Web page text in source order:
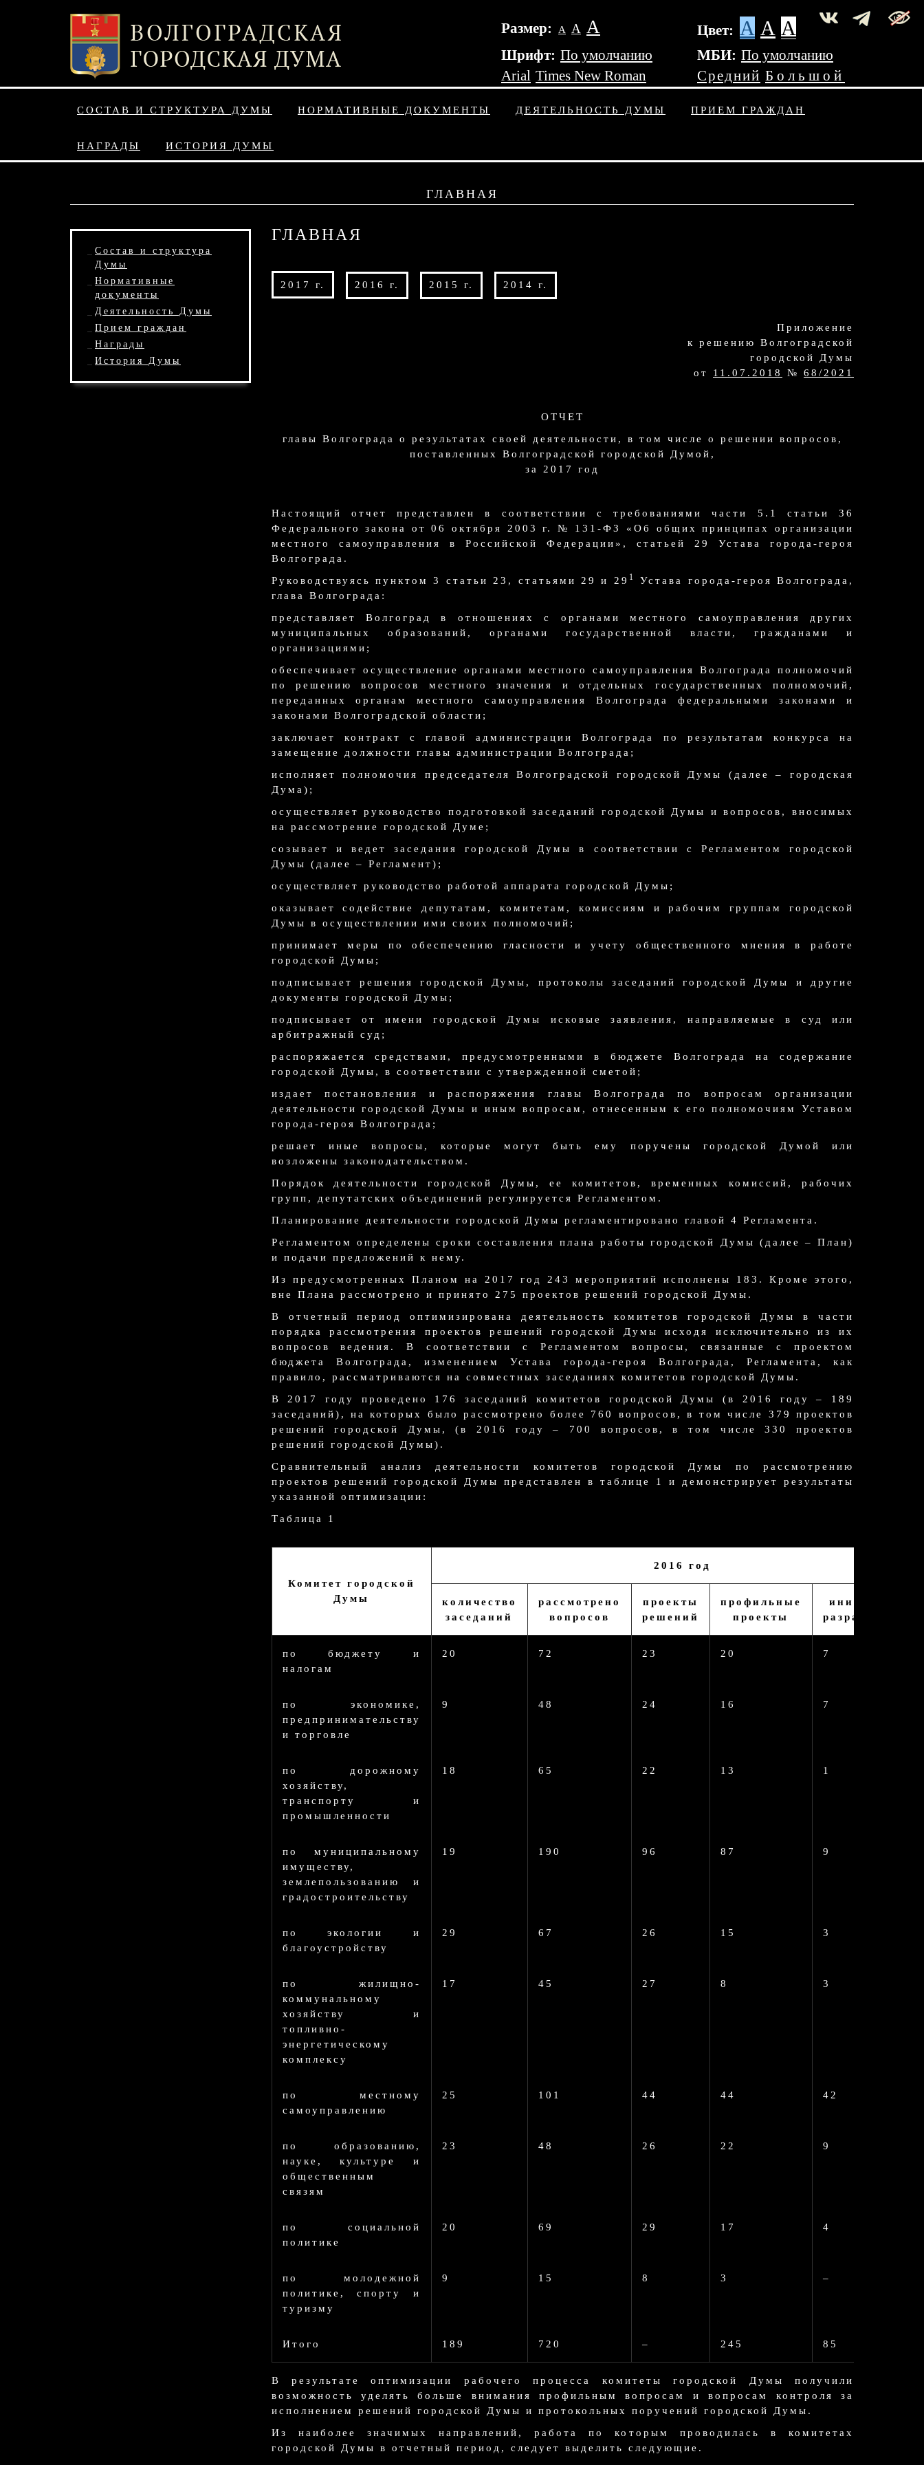
Размер: А А А Цвет: A A A
Шрифт: По умолчанию
Arial Times New Roman
МБИ: По умолчанию
Средний Большой
СОСТАВ И СТРУКТУРА ДУМЫ НОРМАТИВНЫЕ ДОКУМЕНТЫ ДЕЯТЕЛЬНОСТЬ ДУМЫ ПРИЕМ ГРАЖДАН
НАГРАДЫ ИСТОРИЯ ДУМЫ
ГЛАВНАЯ
Состав и структура
Думы
Нормативные
документы
Деятельность Думы
Прием граждан
Награды
История Думы
ГЛАВНАЯ
2017 г. 2016 г. 2015 г. 2014 г.
Приложение
к решению Волгоградской
городской Думы
от 11.07.2018 № 68/2021
ОТЧЕТ
главы Волгограда о результатах своей деятельности, в том числе о решении вопросов,
поставленных Волгоградской городской Думой,
за 2017 год
Настоящий отчет представлен в соответствии с требованиями части 5.1 статьи 36
Федерального закона от 06 октября 2003 г. № 131-ФЗ «Об общих принципах организации
местного самоуправления в Российской Федерации», статьей 29 Устава города-героя
Волгограда.
Руководствуясь пунктом 3 статьи 23, статьями 29 и 29 1
Устава города-героя Волгограда,
глава Волгограда:
представляет Волгоград в отношениях с органами местного самоуправления других
муниципальных образований, органами государственной власти, гражданами и
организациями;
обеспечивает осуществление органами местного самоуправления Волгограда полномочий
по решению вопросов местного значения и отдельных государственных полномочий,
переданных органам местного самоуправления Волгограда федеральными законами и
законами Волгоградской области;
заключает контракт с главой администрации Волгограда по результатам конкурса на
замещение должности главы администрации Волгограда;
исполняет полномочия председателя Волгоградской городской Думы (далее – городская
Дума);
осуществляет руководство подготовкой заседаний городской Думы и вопросов, вносимых
на рассмотрение городской Думе;
созывает и ведет заседания городской Думы в соответствии с Регламентом городской
Думы (далее – Регламент);
осуществляет руководство работой аппарата городской Думы;
оказывает содействие депутатам, комитетам, комиссиям и рабочим группам городской
Думы в осуществлении ими своих полномочий;
принимает меры по обеспечению гласности и учету общественного мнения в работе
городской Думы;
подписывает решения городской Думы, протоколы заседаний городской Думы и другие
документы городской Думы;
подписывает от имени городской Думы исковые заявления, направляемые в суд или
арбитражный суд;
распоряжается средствами, предусмотренными в бюджете Волгограда на содержание
городской Думы, в соответствии с утвержденной сметой;
издает постановления и распоряжения главы Волгограда по вопросам организации
деятельности городской Думы и иным вопросам, отнесенным к его полномочиям Уставом
города-героя Волгограда;
решает иные вопросы, которые могут быть ему поручены городской Думой или
возложены законодательством.
Порядок деятельности городской Думы, ее комитетов, временных комиссий, рабочих
групп, депутатских объединений регулируется Регламентом.
Планирование деятельности городской Думы регламентировано главой 4 Регламента.
Регламентом определены сроки составления плана работы городской Думы (далее – План)
и подачи предложений к нему.
Из предусмотренных Планом на 2017 год 243 мероприятий исполнены 183. Кроме этого,
вне Плана рассмотрено и принято 275 проектов решений городской Думы.
В отчетный период оптимизирована деятельность комитетов городской Думы в части
порядка рассмотрения проектов решений городской Думы исходя исключительно из их
вопросов ведения. В соответствии с Регламентом вопросы, связанные с проектом
бюджета Волгограда, изменением Устава города-героя Волгограда, Регламента, как
правило, рассматриваются на совместных заседаниях комитетов городской Думы.
В 2017 году проведено 176 заседаний комитетов городской Думы (в 2016 году – 189
заседаний), на которых было рассмотрено более 760 вопросов, в том числе 379 проектов
решений городской Думы, (в 2016 году – 700 вопросов, в том числе 330 проектов
решений городской Думы).
Сравнительный анализ деятельности комитетов городской Думы по рассмотрению
проектов решений городской Думы представлен в таблице 1 и демонстрирует результаты
указанной оптимизации:
Таблица 1
Комитет городской
Думы
2016 год
количество
заседаний
рассмотрено
вопросов
проекты
решений
профильные
проекты
инициативно
разработанные
по бюджету и
налогам
20 72 23 20 7
по экономике,
предпринимательству
и торговле
9 48 24 16 7
по дорожному
хозяйству,
транспорту и
промышленности
18 65 22 13 1
по муниципальному
имуществу,
землепользованию и
градостроительству
19 190 96 87 9
по экологии и
благоустройству
29 67 26 15 3
по жилищно-
коммунальному
хозяйству и
топливно-
энергетическому
комплексу
17 45 27 8 3
по местному
самоуправлению
25 101 44 44 42
по образованию,
науке, культуре и
общественным
связям
23 48 26 22 9
по социальной
политике
20 69 29 17 4
по молодежной
политике, спорту и
туризму
9 15 8 3 –
Итого 189 720 – 245 85
В результате оптимизации рабочего процесса комитеты городской Думы получили
возможность уделять больше внимания профильным вопросам и вопросам контроля за
исполнением решений городской Думы и протокольных поручений городской Думы.
Из наиболее значимых направлений, работа по которым проводилась в комитетах
городской Думы в отчетный период, следует выделить следующие.